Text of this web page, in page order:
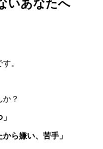
いあなたへ
。
？
ら嫌い、苦手」